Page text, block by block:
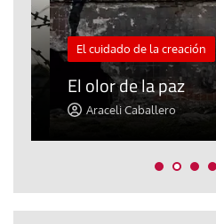
El cuidado de la creación
El olor de la paz
Araceli Caballero